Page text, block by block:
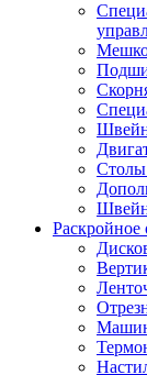
Раскройное